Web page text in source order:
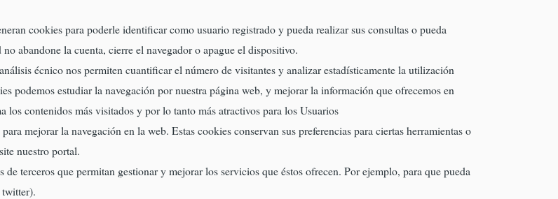
cookies para poderle identificar como usuario registrado y pueda realizar sus consultas o pueda
abandone la cuenta, cierre el navegador o apague el dispositivo.
écnico nos permiten cuantificar el número de visitantes y analizar estadísticamente la utilización
podemos estudiar la navegación por nuestra página web, y mejorar la información que ofrecemos en
contenidos más visitados y por lo tanto más atractivos para los Usuarios
mejorar la navegación en la web. Estas cookies conservan sus preferencias para ciertas herramientas o
nuestro portal.
de terceros que permitan gestionar y mejorar los servicios que éstos ofrecen. Por ejemplo, para que pueda